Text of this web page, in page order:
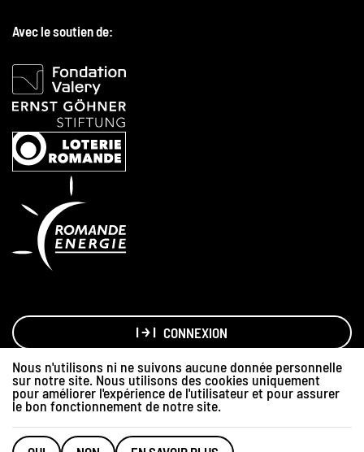
Nous n'utilisons ni ne suivons aucune donnée personnelle
sur notre site. Nous utilisons des cookies uniquement
pour améliorer l'expérience de l'utilisateur et pour assurer
le bon fonctionnement de notre site.
Avec le soutien de:
CONNEXION
Made with love by Hawaii Interactive
Graphisme: Sylvain Debraz
Terrraterrre.chn'est pas responsable du contenu des annonces